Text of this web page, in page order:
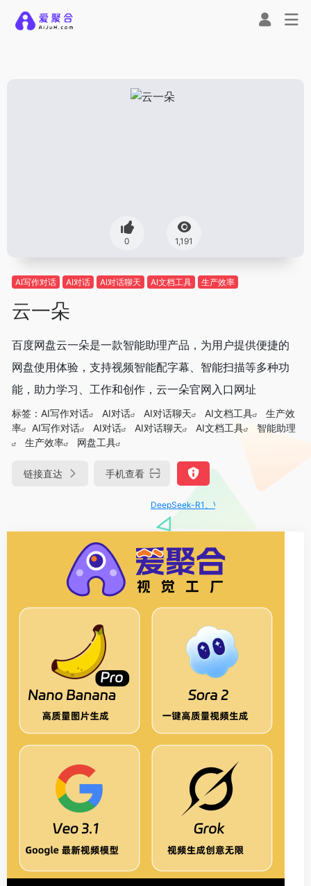
0 1,191
AI写作对话 AI对话 AI对话聊天 AI文档工具 生产效率
云一朵
百度网盘云一朵是一款智能助理产品，为用户提供便捷的
网盘使用体验，支持视频智能配字幕、智能扫描等多种功
能，助力学习、工作和创作，云一朵官网入口网址
标签： AI写作对话 AI对话 AI对话聊天 AI文档工具
生产效
率
AI写作对话 AI对话 AI对话聊天 AI文档工具
智能助理
生产效率
网盘工具
链接直达 手机查看
DeepSeek-R1、V3满血版免费用！- 字节Trae即